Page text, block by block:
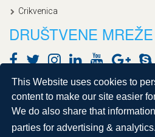
This Website uses cookies to
content to make our site easier
We do also share that
parties for advertising & analytics.
Crikvenica
DRUŠTVENE MREŽE
Copyright © 2020, Croatialan |